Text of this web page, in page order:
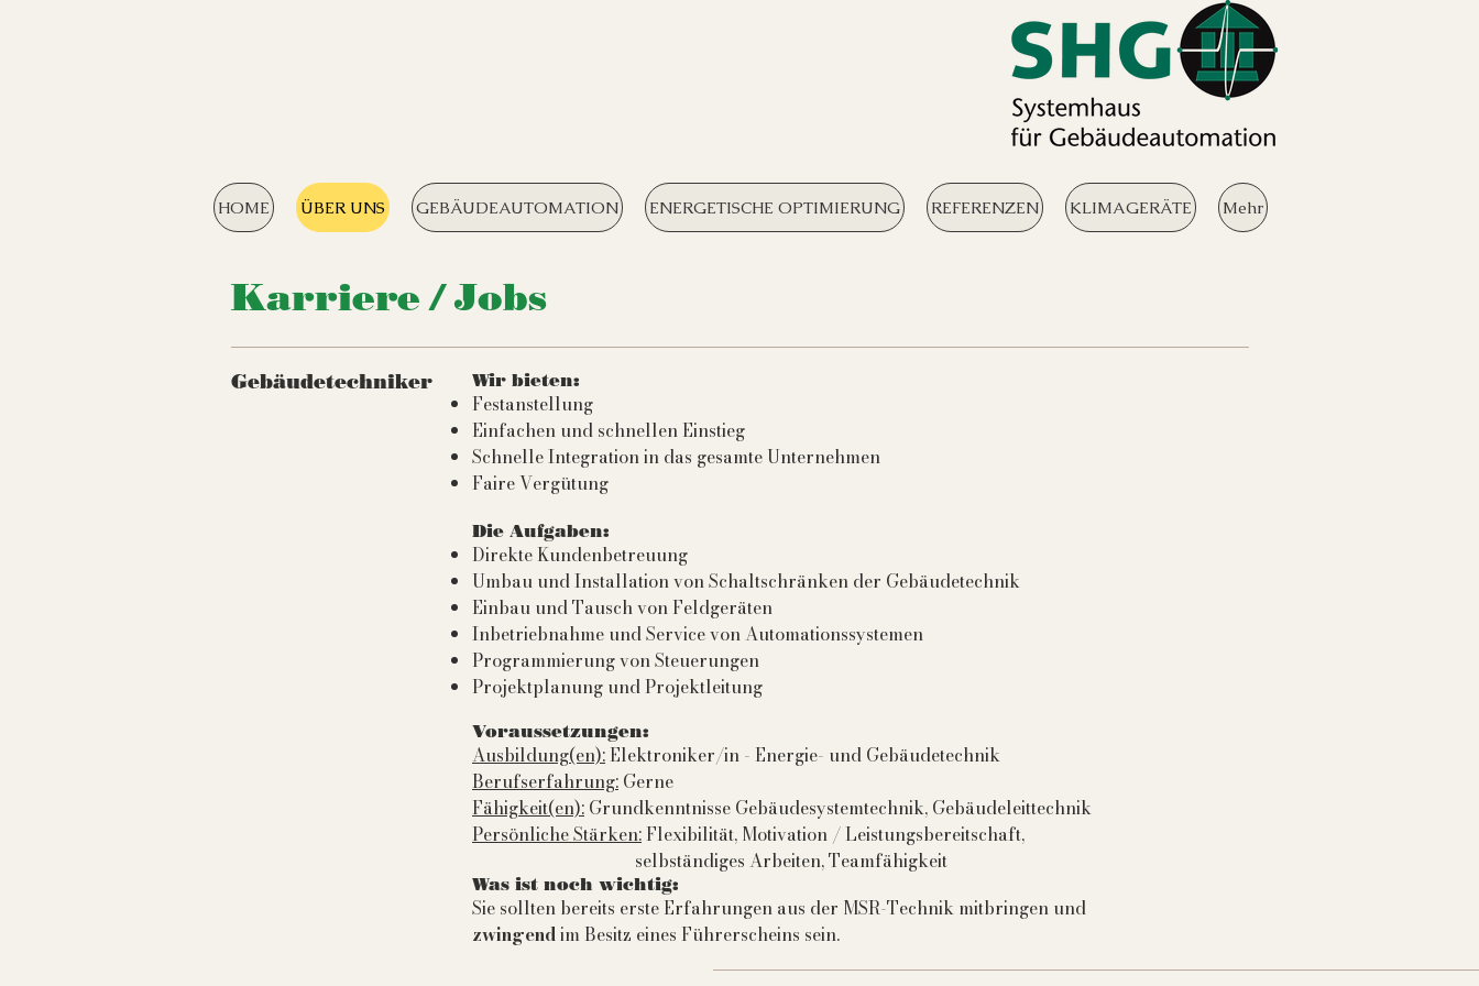
HOME ÜBER UNS GEBÄUDEAUTOMATION ENERGETISCHE OPTIMIERUNG REFERENZEN KLIMAGERÄTE Mehr
Karriere / Jobs
Gebäudetechniker Wir bieten:
Festanstellung
Einfachen und schnellen Einstieg
Schnelle Integration in das gesamte Unternehmen
Faire Vergütung
Die Aufgaben:
Direkte Kundenbetreuung
Umbau und Installation von Schaltschränken der Gebäudetechnik
Einbau und Tausch von Feldgeräten
Inbetriebnahme und Service von Automationssystemen
Programmierung von Steuerungen
Projektplanung und Projektleitung
Voraussetzungen:
Ausbildung(en):Elektroniker/in - Energie- und Gebäudetechnik
Berufserfahrung: Gerne
Fähigkeit(en): Grundkenntnisse Gebäudesystemtechnik, Gebäudeleittechnik
Persönliche Stärken:Flexibilität, Motivation / Leistungsbereitschaft,
selbständiges Arbeiten, Teamfähigkeit
Was ist noch wichtig:
Sie sollten bereits erste Erfahrungen aus der MSR-Technik mitbringen und
zwingendim Besitz eines Führerscheins sein.